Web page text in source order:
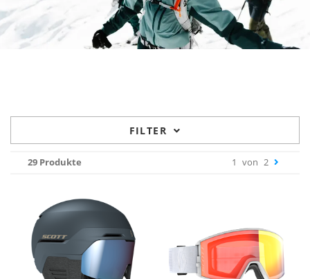
FILTER
29 Produkte 1 von 2